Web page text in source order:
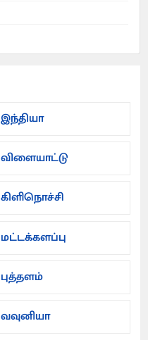
இந்தியா
விளையாட்டு
கிளிநொச்சி
மட்டக்களப்பு
புத்தளம்
வவுனியா